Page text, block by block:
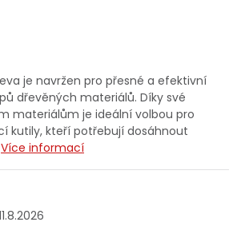
je navržen pro přesné a efektivní
dřevěných materiálů. Díky své
materiálům je ideální volbou pro
kutily, kteří potřebují dosáhnout
Více informací